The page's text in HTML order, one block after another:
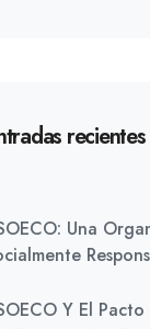
recientes
Una
Y El